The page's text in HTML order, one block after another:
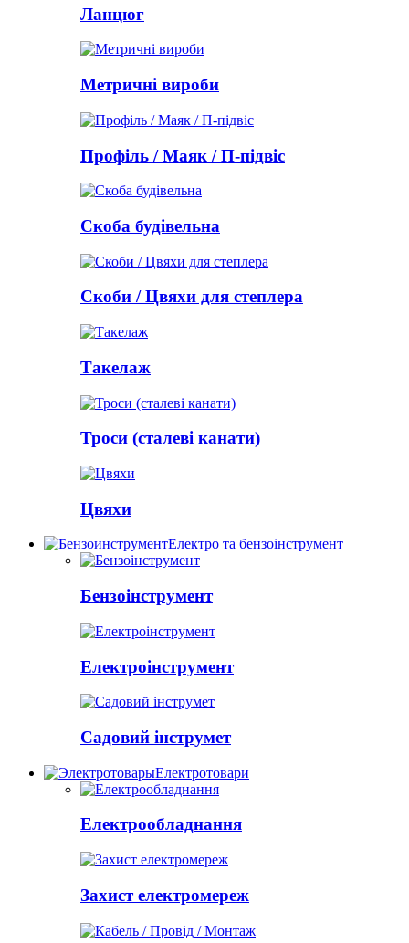
Ланцюг
Метричні вироби
Профіль / Маяк / П-підвіс
Скоба будівельна
Скоби / Цвяхи для степлера
Такелаж
Троси (сталеві канати)
Цвяхи
Електро та бензоінструмент
Бензоінструмент
Електроінструмент
Садовий інструмет
Електротовари
Електрообладнання
Захист електромереж